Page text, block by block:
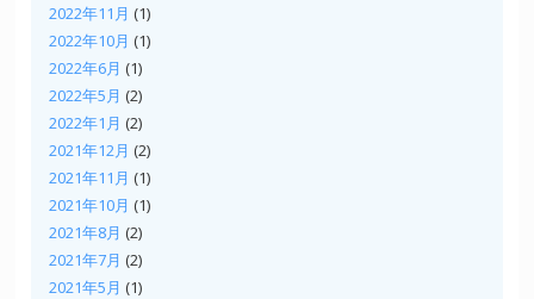
2022年11月 (1)
2022年10月 (1)
2022年6月 (1)
2022年5月 (2)
2022年1月 (2)
2021年12月 (2)
2021年11月 (1)
2021年10月 (1)
2021年8月 (2)
2021年7月 (2)
2021年5月 (1)